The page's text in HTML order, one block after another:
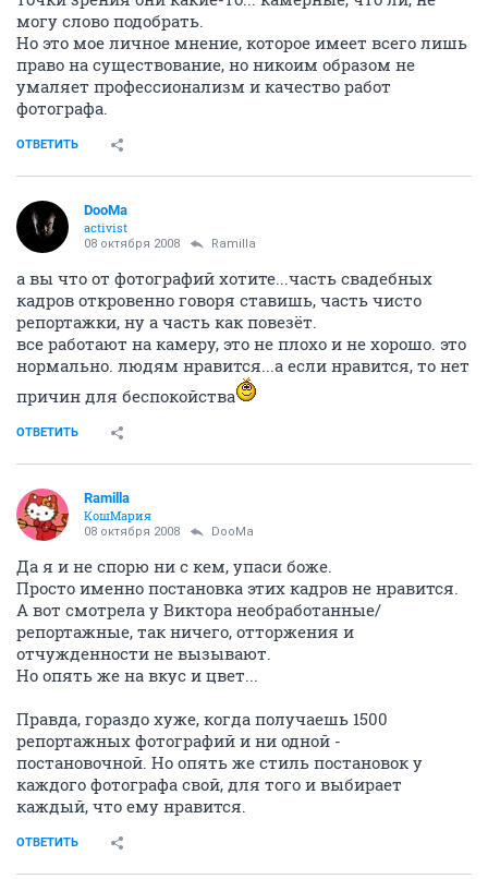
могу слово подобрать.
Но это мое личное мнение, которое имеет всего лишь
право на существование, но никоим образом не
умаляет профессионализм и качество работ
фотографа.
ОТВЕТИТЬ
DooMa
activist
08 октября 2008 Ramilla
а вы что от фотографий хотите...часть свадебных
кадров откровенно говоря ставишь, часть чисто
репортажки, ну а часть как повезёт.
все работают на камеру, это не плохо и не хорошо. это
нормально. людям нравится...а если нравится, то нет
причин для беспокойства
ОТВЕТИТЬ
Ramilla
КошМария
08 октября 2008 DooMa
Да я и не спорю ни с кем, упаси боже.
Просто именно постановка этих кадров не нравится.
А вот смотрела у Виктора необработанные/
репортажные, так ничего, отторжения и
отчужденности не вызывают.
Но опять же на вкус и цвет...
Правда, гораздо хуже, когда получаешь 1500
репортажных фотографий и ни одной -
постановочной. Но опять же стиль постановок у
каждого фотографа свой, для того и выбирает
каждый, что ему нравится.
ОТВЕТИТЬ